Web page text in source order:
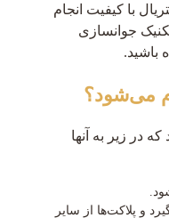
با کیفیت انجام
جوانسازی
باشید.
می‌شود؟
در زیر به آنها
و پلاکت‌ها از سایر